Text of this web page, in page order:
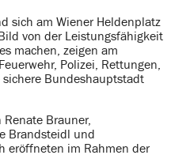
sich am Wiener Heldenplatz
von der Leistungsfähigkeit
machen, zeigen am
Polizei, Rettungen,
Bundeshauptstadt
Brauner,
Brandsteidl und
eröffneten im Rahmen der